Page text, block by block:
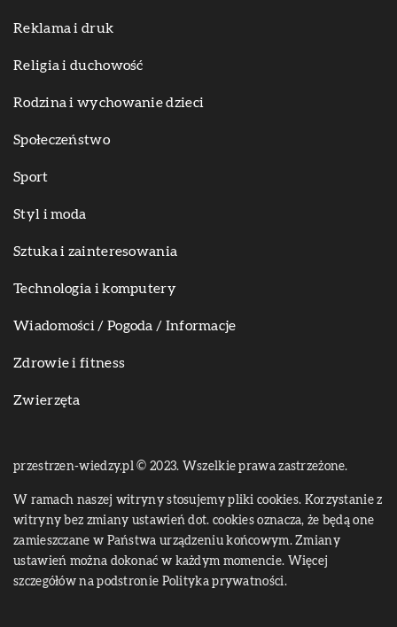
Reklama i druk
Religia i duchowość
Rodzina i wychowanie dzieci
Społeczeństwo
Sport
Styl i moda
Sztuka i zainteresowania
Technologia i komputery
Wiadomości / Pogoda / Informacje
Zdrowie i fitness
Zwierzęta
przestrzen-wiedzy.pl © 2023. Wszelkie prawa zastrzeżone.
W ramach naszej witryny stosujemy pliki cookies. Korzystanie z
witryny bez zmiany ustawień dot. cookies oznacza, że będą one
zamieszczane w Państwa urządzeniu końcowym. Zmiany
ustawień można dokonać w każdym momencie. Więcej
szczegółów na podstronie Polityka prywatności.